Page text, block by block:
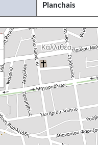
Planchais